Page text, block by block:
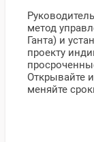
метод
Ганта) и
проекту
Открывайте
меняйте